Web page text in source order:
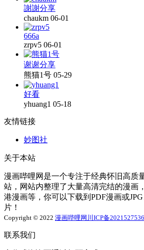
謝謝分享
chaukm 06-01
666a
zrpv5 06-01
谢谢分享
熊猫1号 05-29
好看
yhuang1 05-18
友情链接
妙图社
关于本站
漫画哔哩网是一个专注于经典怀旧高质
站，网站内整理了大量高清完结的漫画
港漫画等，你可以下载到PDF漫画或
片！
Copyright © 2022 漫画哔哩网 川ICP备
联系我们